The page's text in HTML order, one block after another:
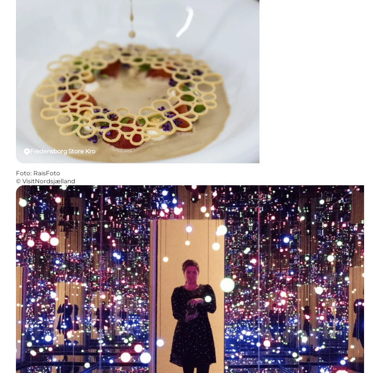
Fredensborg Store Kro
Foto: RaisFoto
© VisitNordsjælland